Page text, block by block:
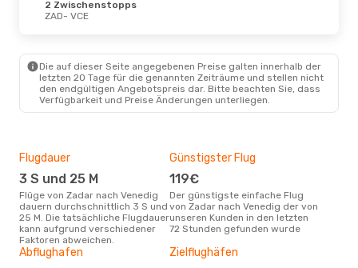
Sa., 22. Aug.
Lufthansa
1 Zwischenstopp
VCE- ZAD
2 Zwischenstopps
ZAD- VCE
Die auf dieser Seite angegebenen Preise galten innerhalb der
letzten 20 Tage für die genannten Zeiträume und stellen nicht
den endgültigen Angebotspreis dar. Bitte beachten Sie, dass
Verfügbarkeit und Preise Änderungen unterliegen.
Flugdauer
3 S und 25 M
Flüge von Zadar nach Venedig
dauern durchschnittlich 3 S und
25 M. Die tatsächliche Flugdauer
kann aufgrund verschiedener
Faktoren abweichen.
Günstigster Flug
119€
Der günstigste einfache Flug
von Zadar nach Venedig der von
unseren Kunden in den letzten
72 Stunden gefunden wurde
Abflughafen Zielflughäfen